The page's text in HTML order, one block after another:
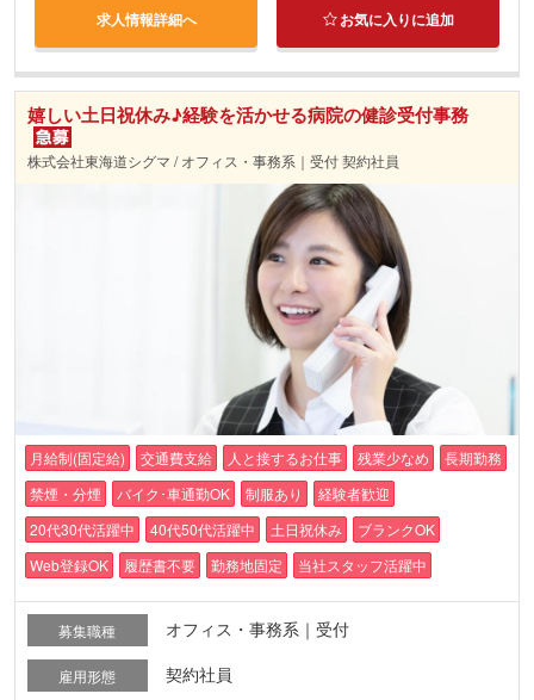
求人情報詳細へ お気に入りに追加
嬉しい土日祝休み♪経験を活かせる病院の健診受付事務
株式会社東海道シグマ / オフィス・事務系｜受付 契約社員
月給制(固定給) 交通費支給 人と接するお仕事 残業少なめ
長期勤務
禁煙・分煙
バイク･車通勤OK 制服あり
経験者歓迎
20代30代活躍中
40代50代活躍中 土日祝休み
ブランクOK
Web登録OK
履歴書不要 勤務地固定 当社スタッフ活躍中
募集職種 オフィス・事務系｜受付
雇用形態 契約社員